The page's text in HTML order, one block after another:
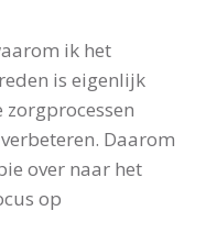
ik het
is eigenlijk
Daarom
over naar het
op